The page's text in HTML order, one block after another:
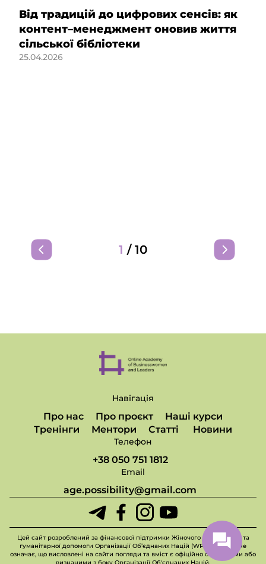
Від традицій до цифрових сенсів: як
контент–менеджмент оновив життя
сільської бібліотеки
25.04.2026
1 / 10
Навігація
Про нас Про проєкт
Наші курси
Тренінги
Ментори Статті Новини
Телефон
+38 050 751 1812
Email
age.possibility@gmail.com
Цей сайт розроблений за фінансової підтримки Жіночого фонду миру та
гуманітарної допомоги Організації Об’єднаних Націй (WPHF), але це не
означає, що висловлені на сайти погляди та вміст є офіційно схваленими або